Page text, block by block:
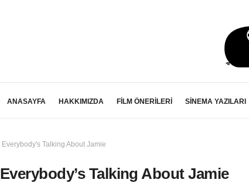
ANASAYFA HAKKIMIZDA FİLM ÖNERİLERİ SİNEMA YAZILARI
Everybody's Talking About Jamie
Everybody’s Talking About Jamie